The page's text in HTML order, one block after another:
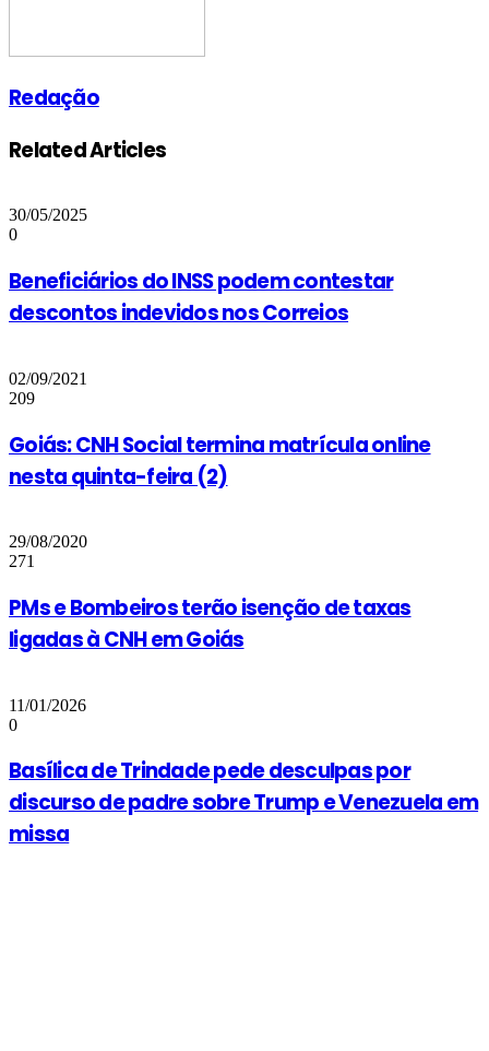
Redação
Related Articles
30/05/2025
0
Beneficiários do INSS podem contestar
descontos indevidos nos Correios
02/09/2021
209
Goiás: CNH Social termina matrícula online
nesta quinta-feira (2)
29/08/2020
271
PMs e Bombeiros terão isenção de taxas
ligadas à CNH em Goiás
11/01/2026
0
Basílica de Trindade pede desculpas por
discurso de padre sobre Trump e Venezuela em
missa